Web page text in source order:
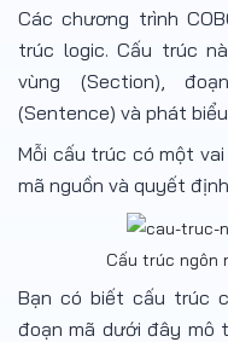
Các chương trình
trúc logic. Cấu trúc
vùng (Section),
(Sentence) và phát
Mỗi cấu trúc có một
mã nguồn và quyết
Cấu trúc ngôn
Bạn có biết cấu trúc
đoạn mã dưới đây mô